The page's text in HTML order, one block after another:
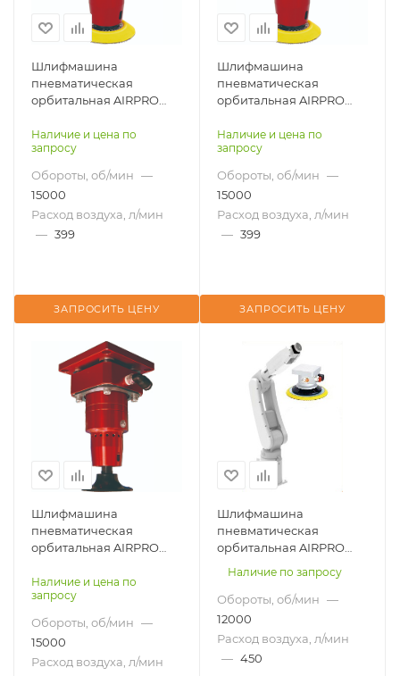
Шлифмашина
пневматическая
орбитальная AIRPRO
Наличие и цена по
запросу
Обороты, об/мин —
15000
Расход воздуха, л/мин
— 399
ЗАПРОСИТЬ ЦЕНУ
Шлифмашина
пневматическая
орбитальная AIRPRO
Наличие и цена по
запросу
Обороты, об/мин —
15000
Расход воздуха, л/мин
— 399
ЗАПРОСИТЬ ЦЕНУ
Шлифмашина
пневматическая
орбитальная AIRPRO
Наличие и цена по
запросу
Обороты, об/мин —
15000
Расход воздуха, л/мин
Шлифмашина
пневматическая
орбитальная AIRPRO
Наличие по запросу
Обороты, об/мин —
12000
Расход воздуха, л/мин
— 450